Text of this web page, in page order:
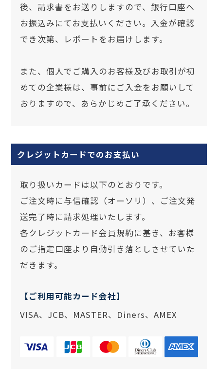
後、請求書をお送りしますので、銀行口座へ
お振込みにてお支払いください。入金が確認
でき次第、レポートをお届けします。
また、個人でご購入のお客様及びお取引が初
めての企業様は、事前にご入金をお願いして
おりますので、あらかじめご了承ください。
クレジットカードでのお支払い
取り扱いカードは以下のとおりです。
ご注文時に与信確認（オーソリ）、ご注文発
送完了時に請求処理いたします。
各クレジットカード会員規約に基き、お客様
のご指定口座より自動引き落としさせていた
だきます。
【ご利用可能カード会社】
VISA、JCB、MASTER、Diners、AMEX